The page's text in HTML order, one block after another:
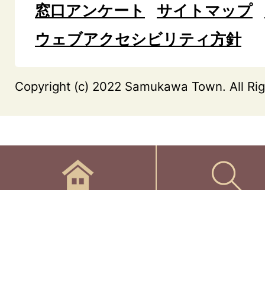
窓口アンケート
サイトマップ
ウェブアクセシビリティ方針
Copyright (c) 2022 Samukawa Town. All